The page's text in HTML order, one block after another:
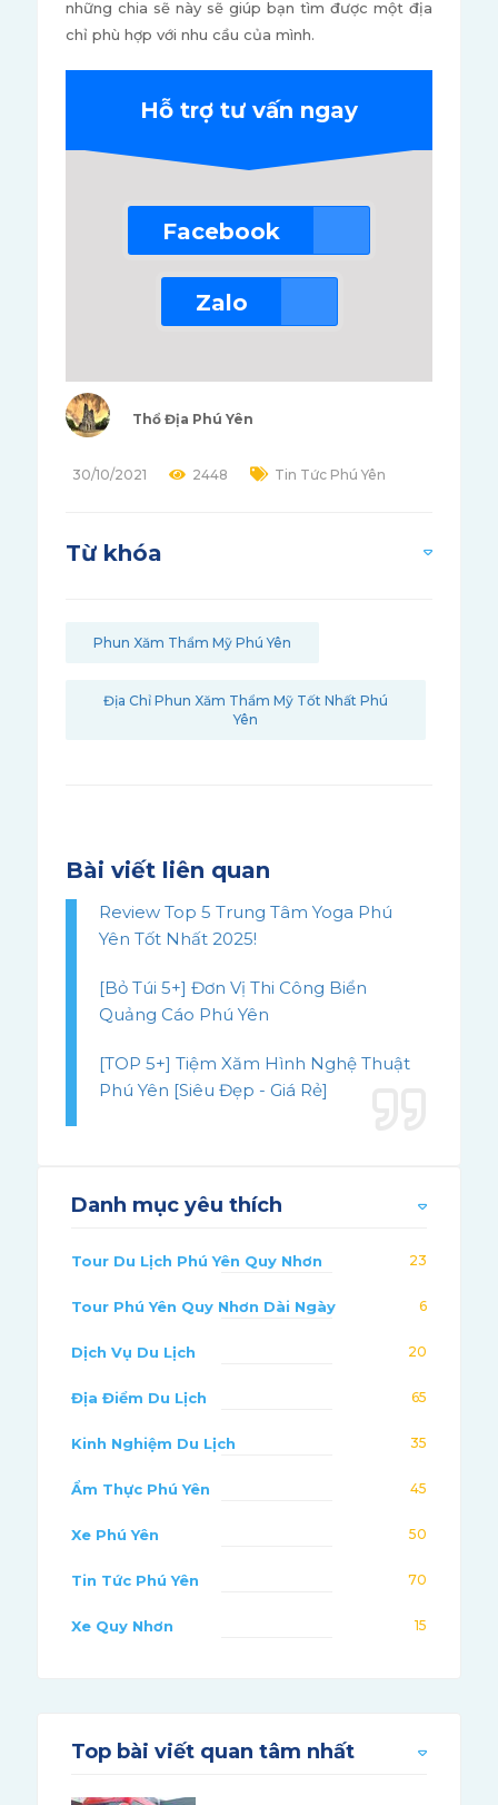
những chia sẽ này sẽ giúp bạn tìm được một địa
chỉ phù hợp với nhu cầu của mình.
Hỗ trợ tư vấn ngay
Facebook
Zalo
Thổ Địa Phú Yên
30/10/2021 2448 Tin Tức Phú Yên
Từ khóa
Phun Xăm Thẩm Mỹ Phú Yên
Địa Chỉ Phun Xăm Thẩm Mỹ Tốt Nhất Phú
Yên
Bài viết liên quan
Review Top 5 Trung Tâm Yoga Phú
Yên Tốt Nhất 2025!
[Bỏ Túi 5+] Đơn Vị Thi Công Biển
Quảng Cáo Phú Yên
[TOP 5+] Tiệm Xăm Hình Nghệ Thuật
Phú Yên [Siêu Đẹp - Giá Rẻ]
Danh mục yêu thích
Tour Du Lịch Phú Yên Quy Nhơn 23
Tour Phú Yên Quy Nhơn Dài Ngày 6
Dịch Vụ Du Lịch 20
Địa Điểm Du Lịch 65
Kinh Nghiệm Du Lịch 35
Ẩm Thực Phú Yên 45
Xe Phú Yên 50
Tin Tức Phú Yên 70
Xe Quy Nhơn 15
Top bài viết quan tâm nhất